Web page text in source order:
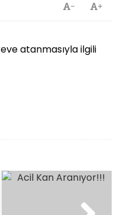
+
-
atanmasıyla ilgili